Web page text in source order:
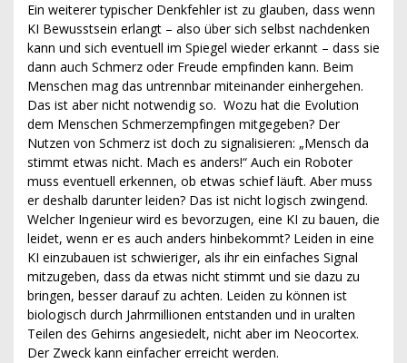
Ein weiterer typischer Denkfehler ist zu glauben, dass wenn
KI Bewusstsein erlangt – also über sich selbst nachdenken
kann und sich eventuell im Spiegel wieder erkannt – dass sie
dann auch Schmerz oder Freude empfinden kann. Beim
Menschen mag das untrennbar miteinander einhergehen.
Das ist aber nicht notwendig so. Wozu hat die Evolution
dem Menschen Schmerzempfingen mitgegeben? Der
Nutzen von Schmerz ist doch zu signalisieren: „Mensch da
stimmt etwas nicht. Mach es anders!“ Auch ein Roboter
muss eventuell erkennen, ob etwas schief läuft. Aber muss
er deshalb darunter leiden? Das ist nicht logisch zwingend.
Welcher Ingenieur wird es bevorzugen, eine KI zu bauen, die
leidet, wenn er es auch anders hinbekommt? Leiden in eine
KI einzubauen ist schwieriger, als ihr ein einfaches Signal
mitzugeben, dass da etwas nicht stimmt und sie dazu zu
bringen, besser darauf zu achten. Leiden zu können ist
biologisch durch Jahrmillionen entstanden und in uralten
Teilen des Gehirns angesiedelt, nicht aber im Neocortex.
Der Zweck kann einfacher erreicht werden.